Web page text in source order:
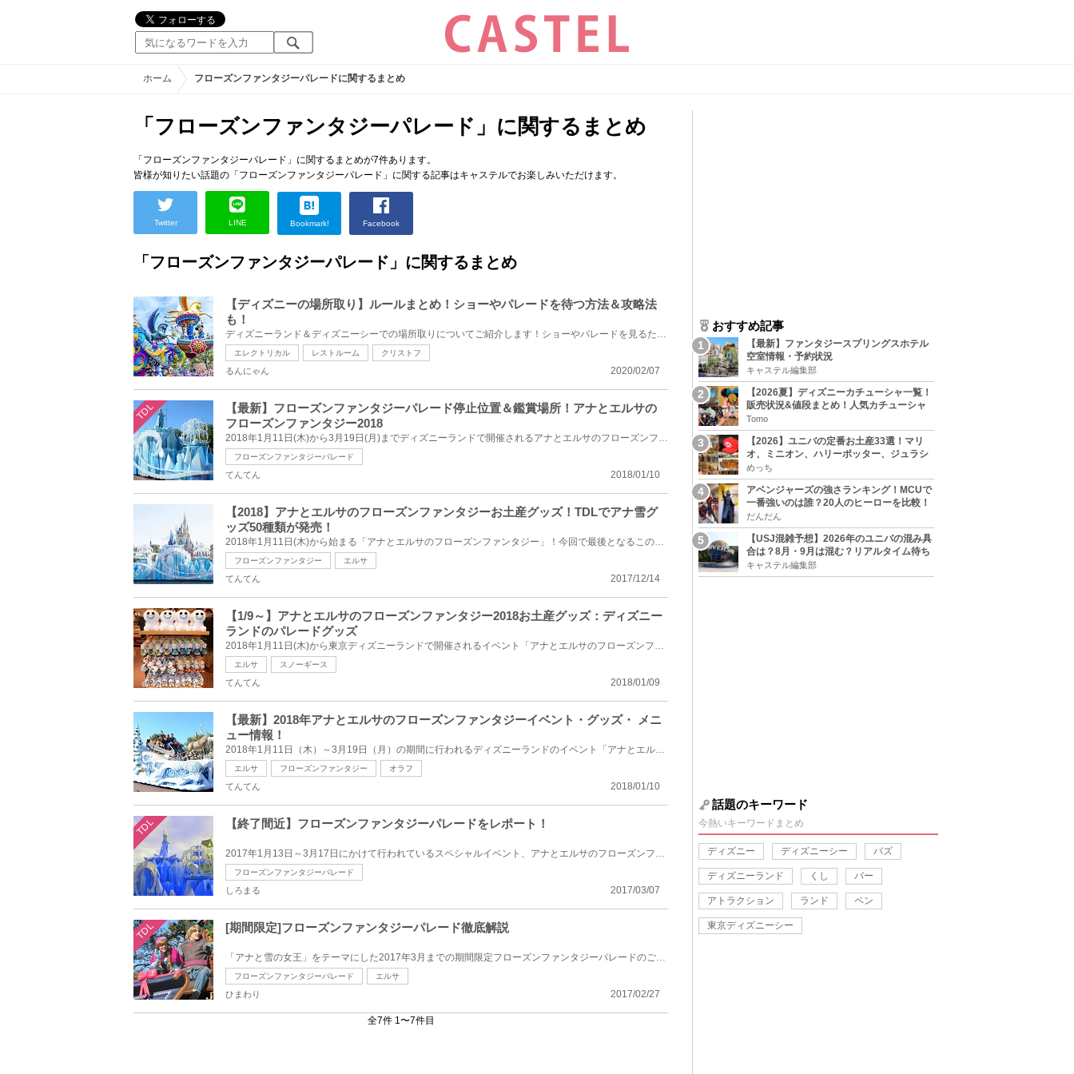
ホーム フローズンファンタジーパレードに関するまとめ
「フローズンファンタジーパレード」に関するまとめ
「フローズンファンタジーパレード」に関するまとめが7件あります。
皆様が知りたい話題の「フローズンファンタジーパレード」に関する記事はキャステルでお楽しみいただけます。
Twitter LINE Bookmark! Facebook
「フローズンファンタジーパレード」に関するまとめ
【ディズニーの場所取り】ルールまとめ！ショーやパレードを待つ方法＆攻略法
も！
ディズニーランド＆ディズニーシーでの場所取りについてご紹介します！ショーやパレードを見るために場...
エレクトリカル レストルーム クリストフ
2020/02/07
るんにゃん
TDL
【最新】フローズンファンタジーパレード停止位置＆鑑賞場所！アナとエルサの
フローズンファンタジー2018
2018年1月11日(木)から3月19日(月)までディズニーランドで開催されるアナとエルサのフローズンファンタ...
フローズンファンタジーパレード
2018/01/10
てんてん
【2018】アナとエルサのフローズンファンタジーお土産グッズ！TDLでアナ雪グ
ッズ50種類が発売！
2018年1月11日(木)から始まる「アナとエルサのフローズンファンタジー」！今回で最後となるこのイベント...
フローズンファンタジー エルサ
2017/12/14
てんてん
【1/9～】アナとエルサのフローズンファンタジー2018お土産グッズ：ディズニー
ランドのパレードグッズ
2018年1月11日(木)から東京ディズニーランドで開催されるイベント「アナとエルサのフローズンファンタジ...
エルサ スノーギース
2018/01/09
てんてん
【最新】2018年アナとエルサのフローズンファンタジーイベント・グッズ・ メニ
ュー情報！
2018年1月11日（木）～3月19日（月）の期間に行われるディズニーランドのイベント「アナとエルサのフロ...
エルサ フローズンファンタジー オラフ
2018/01/10
てんてん
TDL 【終了間近】フローズンファンタジーパレードをレポート！
2017年1月13日～3月17日にかけて行われているスペシャルイベント、アナとエルサのフローズンファンタジ...
フローズンファンタジーパレード
2017/03/07
しろまる
TDL [期間限定]フローズンファンタジーパレード徹底解説
「アナと雪の女王」をテーマにした2017年3月までの期間限定フローズンファンタジーパレードのご紹介。魔...
フローズンファンタジーパレード エルサ
2017/02/27
ひまわり
全7件 1〜7件目
おすすめ記事
【最新】ファンタジースプリングスホテル
空室情報・予約状況
キャステル編集部
【2026夏】ディズニーカチューシャ一覧！
販売状況&値段まとめ！人気カチューシャ
をチェック
Tomo
【2026】ユニバの定番お土産33選！マリ
オ、ミニオン、ハリーポッター、ジュラシ
ックパーク、セサミ、SINGなどのグッズ情
報
めっち
アベンジャーズの強さランキング！MCUで
一番強いのは誰？20人のヒーローを比較！
だんだん
【USJ混雑予想】2026年のユニバの混み具
合は？8月・9月は混む？リアルタイム待ち
時間アプリも
キャステル編集部
話題のキーワード
今熱いキーワードまとめ
ディズニー ディズニーシー バズ
ディズニーランド くし バー
アトラクション ランド ペン
東京ディズニーシー